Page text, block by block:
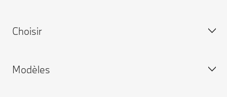
Prise de rendez-vous
Connected Drive
Choisir
BMW neuves disponibles
Modèles